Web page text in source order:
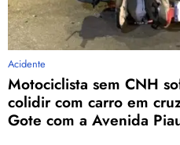
Acidente
Motociclista sem CNH
colidir com carro em
Gote com a Avenida